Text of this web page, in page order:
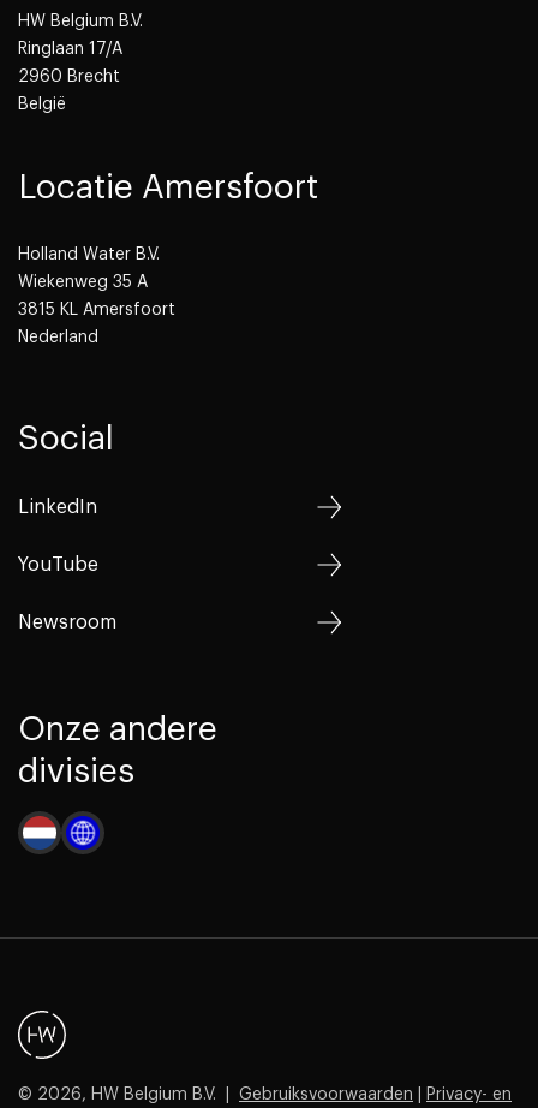
HW Belgium B.V.
Ringlaan 17/A
2960 Brecht
België
Locatie Amersfoort
Holland Water B.V.
Wiekenweg 35 A
3815 KL Amersfoort
Nederland
Social
LinkedIn
YouTube
Newsroom
Onze andere
divisies
© 2026, HW Belgium B.V. | Gebruiksvoorwaarden Privacy- en